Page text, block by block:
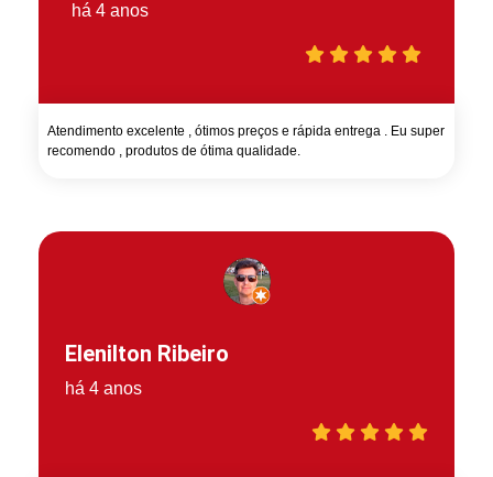
há 4 anos
Atendimento excelente , ótimos preços e rápida entrega . Eu super
recomendo , produtos de ótima qualidade.
Elenilton Ribeiro
há 4 anos